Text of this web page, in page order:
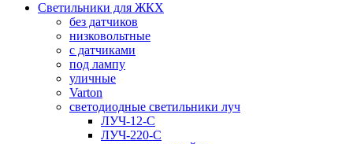
Светильники для ЖКХ
без датчиков
низковольтные
с датчиками
под лампу
уличные
Varton
светодиодные светильники луч
ЛУЧ-12-С
ЛУЧ-220-С